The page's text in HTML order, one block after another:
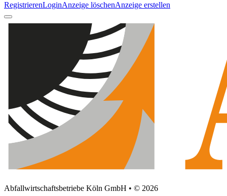
RegistrierenLoginAnzeige löschenAnzeige erstellen
Abfallwirtschaftsbetriebe Köln GmbH • © 2026